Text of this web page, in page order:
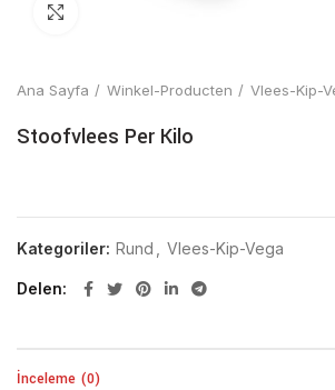
Ana Sayfa Winkel-Producten Vlees-Kip-
Stoofvlees Per Kilo
Kategoriler: Rund Vlees-Kip-Vega
Delen
İnceleme (0)